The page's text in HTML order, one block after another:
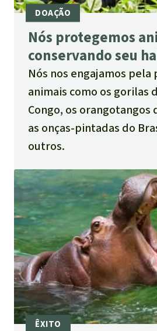
Nós protegemos
conservando seu
Nós nos engajamos
animais como os gorilas
Congo, os orangotangos
as onças-pintadas do
outros.